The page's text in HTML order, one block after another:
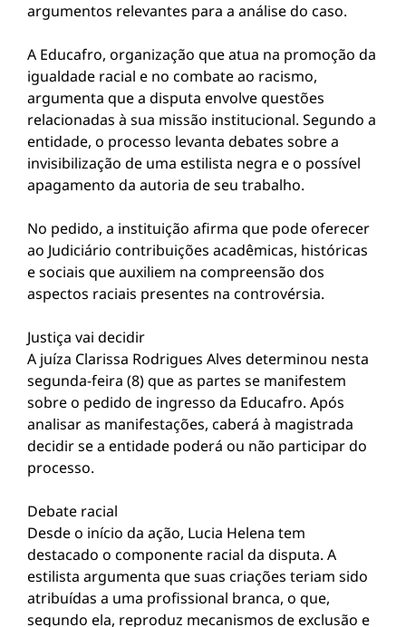
argumentos relevantes para a análise do caso.
A Educafro, organização que atua na promoção da
igualdade racial e no combate ao racismo,
argumenta que a disputa envolve questões
relacionadas à sua missão institucional. Segundo a
entidade, o processo levanta debates sobre a
invisibilização de uma estilista negra e o possível
apagamento da autoria de seu trabalho.
No pedido, a instituição afirma que pode oferecer
ao Judiciário contribuições acadêmicas, históricas
e sociais que auxiliem na compreensão dos
aspectos raciais presentes na controvérsia.
Justiça vai decidir
A juíza Clarissa Rodrigues Alves determinou nesta
segunda-feira (8) que as partes se manifestem
sobre o pedido de ingresso da Educafro. Após
analisar as manifestações, caberá à magistrada
decidir se a entidade poderá ou não participar do
processo.
Debate racial
Desde o início da ação, Lucia Helena tem
destacado o componente racial da disputa. A
estilista argumenta que suas criações teriam sido
atribuídas a uma profissional branca, o que,
segundo ela, reproduz mecanismos de exclusão e